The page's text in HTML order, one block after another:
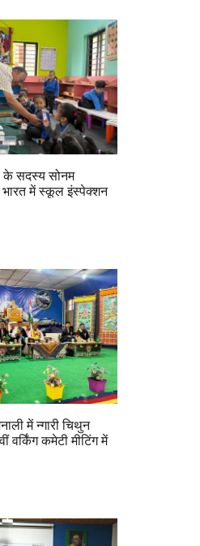
सदस्य सोनम
भारत में स्कूल इंस्पेक्शन
में न्गारी चिथुन
वर्किंग कमेटी मीटिंग में